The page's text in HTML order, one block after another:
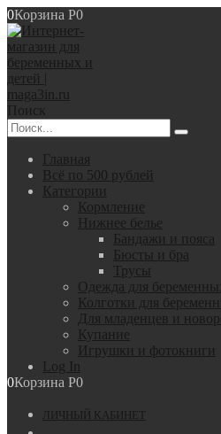
0Корзина Р0
Поиск
Главная
Всё по 500 рублей
Категории
Кормление
Нижнее белье
Бандажи и пояса
Бюсты и бра
Трусы
Одежда для
Колготки для
Для младенцев и
Купание
Игрушки и фотокниги
Log In
0Корзина Р0
ЛИЧНЫЙ КАБИНЕТ